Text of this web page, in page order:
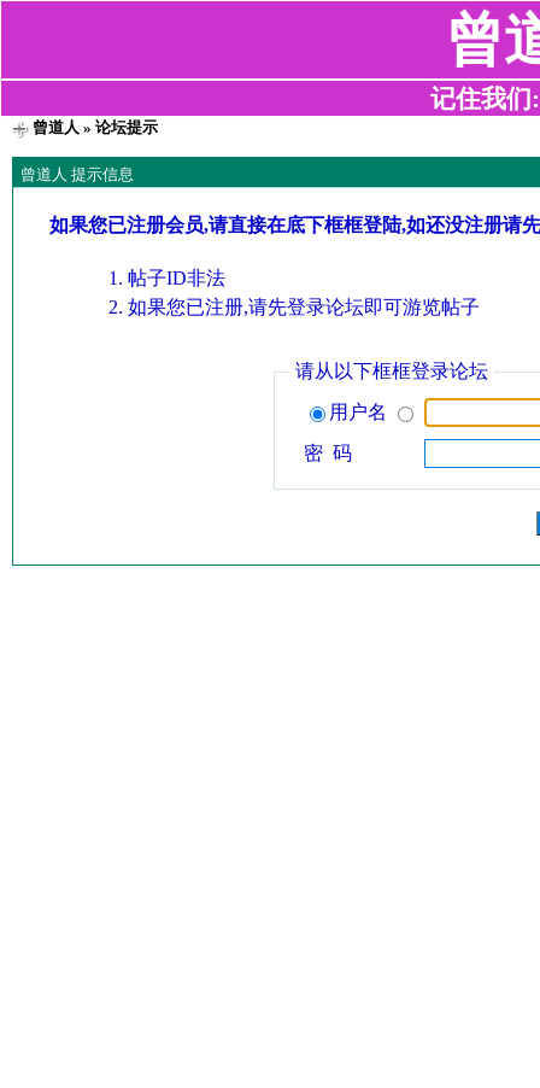
曾
记住我们
曾道人 » 论坛提示
曾道人 提示信息
如果您已注册会员,请直接在底下框框登陆,如还没注册请
帖子ID非法
如果您已注册,请先登录论坛即可游览帖子
请从以下框框登录论坛
用户名
密 码